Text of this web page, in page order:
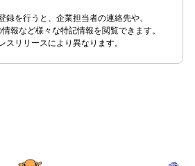
録を行うと、企業担当者の連絡先や、
報など様々な特記情報を閲覧できます。
スリリースにより異なります。